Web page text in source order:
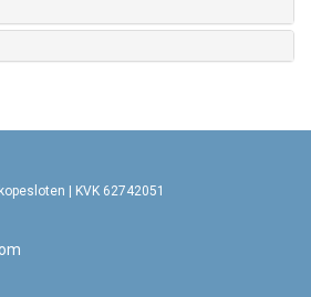
| KVK 62742051